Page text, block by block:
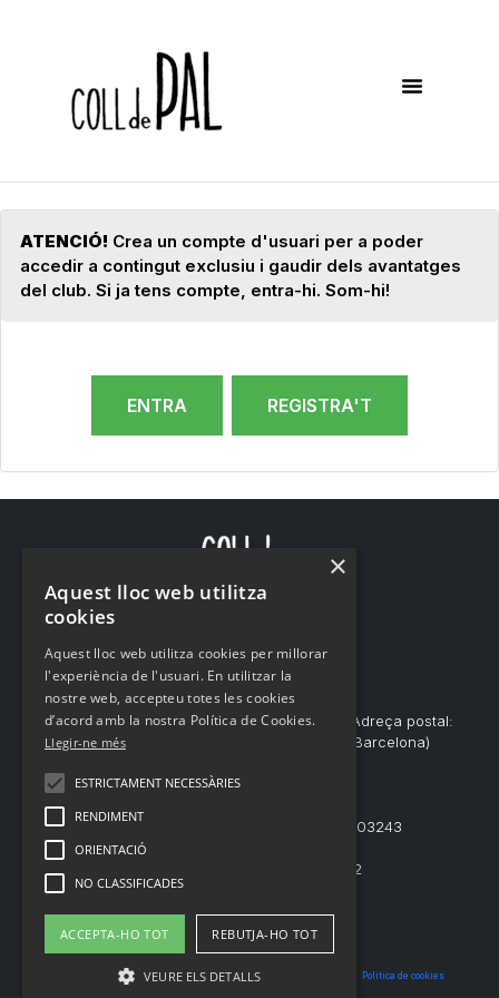
ATENCIÓ! Crea un compte d'usuari per a poder
accedir a contingut exclusiu i gaudir dels avantatges
del club. Si ja tens compte, entra-hi. Som-hi!
ENTRA REGISTRA'T
Club d’Esquí Coll de Pal – CIF:G58651720 – Adreça postal:
Historiador Pere Tomic, 1, 08695 Bagà, (Barcelona)
info@cecolldepal.cat
Núm. de registre Entitats Esportives: 03243
© Club d’Esquí Coll de Pal 2022
Política de protecció de dades |Condicions generals de venda Política de cookies
×
Aquest lloc web utilitza
cookies
Aquest lloc web utilitza cookies per millorar
l'experiència de l'usuari. En utilitzar la
nostre web, accepteu totes les cookies
d’acord amb la nostra Política de Cookies.
Llegir-ne més
ESTRICTAMENT NECESSÀRIES
RENDIMENT
ORIENTACIÓ
NO CLASSIFICADES
ACCEPTA-HO TOT REBUTJA-HO TOT
VEURE ELS DETALLS